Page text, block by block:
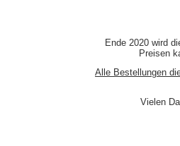
Ende 2020 wird
Preisen
Alle Bestellungen
Vielen